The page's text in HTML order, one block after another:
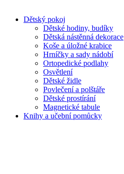
Dětský pokoj
Dětské hodiny, budíky
Dětská nástěnná dekorace
Koše a úložné krabice
Hrníčky a sady nádobí
Ortopedické podlahy
Osvětlení
Dětské židle
Povlečení a polštáře
Dětské prostírání
Magnetické tabule
Knihy a učební pomůcky